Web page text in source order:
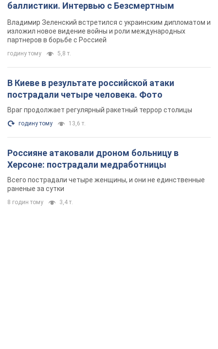
баллистики. Интервью с Безсмертным
Владимир Зеленский встретился с украинским дипломатом и
изложил новое видение войны и роли международных
партнеров в борьбе с Россией
годину тому 5,8 т.
В Киеве в результате российской атаки
пострадали четыре человека. Фото
Враг продолжает регулярный ракетный террор столицы
годину тому 13,6 т.
Россияне атаковали дроном больницу в
Херсоне: пострадали медработницы
Всего пострадали четыре женщины, и они не единственные
раненые за сутки
8 годин тому 3,4 т.